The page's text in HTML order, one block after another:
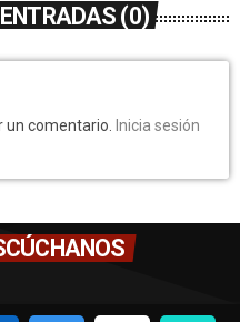
(0)
un comentario. Inicia sesión